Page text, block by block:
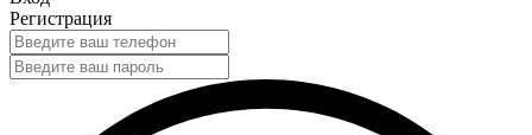
Регистрация